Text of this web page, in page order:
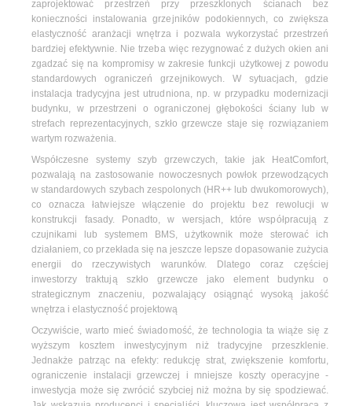
zaprojektować przestrzeń przy przeszklonych ścianach bez
konieczności instalowania grzejników podokiennych, co zwiększa
elastyczność aranżacji wnętrza i pozwala wykorzystać przestrzeń
bardziej efektywnie. Nie trzeba więc rezygnować z dużych okien ani
zgadzać się na kompromisy w zakresie funkcji użytkowej z powodu
standardowych ograniczeń grzejnikowych. W sytuacjach, gdzie
instalacja tradycyjna jest utrudniona, np. w przypadku modernizacji
budynku, w przestrzeni o ograniczonej głębokości ściany lub w
strefach reprezentacyjnych, szkło grzewcze staje się rozwiązaniem
wartym rozważenia.
Współczesne systemy szyb grzewczych, takie jak HeatComfort,
pozwalają na zastosowanie nowoczesnych powłok przewodzących
w standardowych szybach zespolonych (HR++ lub dwukomorowych),
co oznacza łatwiejsze włączenie do projektu bez rewolucji w
konstrukcji fasady. Ponadto, w wersjach, które współpracują z
czujnikami lub systemem BMS, użytkownik może sterować ich
działaniem, co przekłada się na jeszcze lepsze dopasowanie zużycia
energii do rzeczywistych warunków. Dlatego coraz częściej
inwestorzy traktują szkło grzewcze jako element budynku o
strategicznym znaczeniu, pozwalający osiągnąć wysoką jakość
wnętrza i elastyczność projektową
Oczywiście, warto mieć świadomość, że technologia ta wiąże się z
wyższym kosztem inwestycyjnym niż tradycyjne przeszklenie.
Jednakże patrząc na efekty: redukcję strat, zwiększenie komfortu,
ograniczenie instalacji grzewczej i mniejsze koszty operacyjne -
inwestycja może się zwrócić szybciej niż można by się spodziewać.